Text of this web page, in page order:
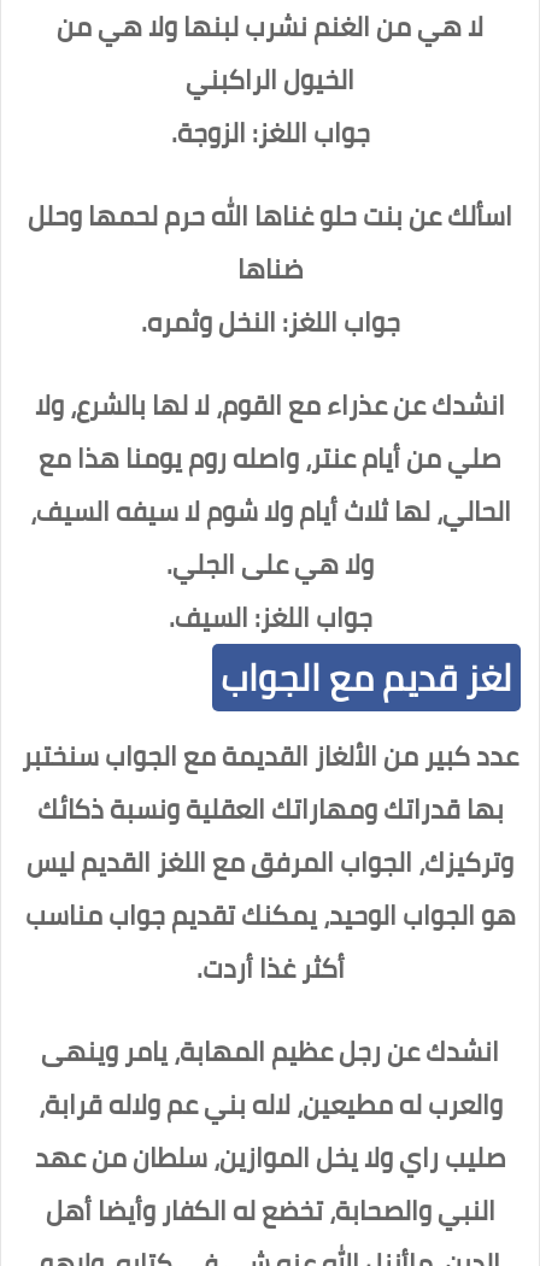
لا هي من الغنم نشرب لبنهاولا هي من
الخيول الراكبني
جواب اللغز: الزوجة.
اسألك عن بنت حلو غناها الله حرم لحمها وحلل
ضناها
جواب اللغز: النخل وثمره.
انشدك عن عذراء مع القوم، لا لها بالشرع، ولا
صلي من أيام عنتر، واصله روم يومنا هذا مع
الحالي، لها ثلاث أيام ولا شوم لا سيفه السيف،
ولا هي على الجلي.
جواب اللغز: السيف.
لغز قديم مع الجواب
عدد كبير من الألغاز القديمة مع الجواب سنختبر
بها قدراتك ومهاراتك العقلية ونسبة ذكائك
وتركيزك، الجواب المرفق مع اللغز القديم ليس
هو الجواب الوحيد، يمكنك تقديم جواب مناسب
أكثر غذا أردت.
انشدك عن رجل عظيم المهابة، يامر وينهى
والعرب له مطيعين، لاله بني عم ولاله قرابة،
صليب راي ولا يخل الموازين، سلطان من عهد
النبي والصحابة، تخضع له الكفار وأيضا أهل